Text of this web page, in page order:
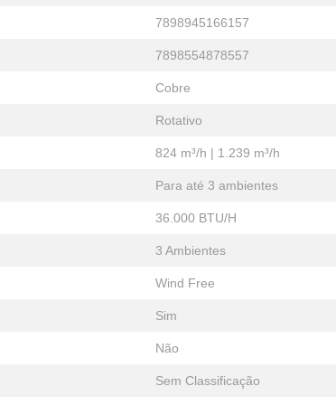
7898945166157
7898554878557
Cobre
Rotativo
824 m³/h | 1.239 m³/h
Para até 3 ambientes
36.000 BTU/H
3 Ambientes
Wind Free
Sim
Não
Sem Classificação